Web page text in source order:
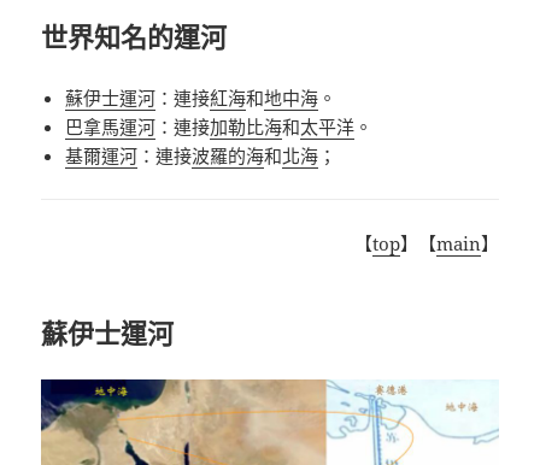
世界知名的運河
蘇伊士運河 ：連接紅海和地中海 。
巴拿馬運河 ：連接加勒比海和太平洋 。
基爾運河 ：連接波羅的海和北海 ；
【top】【main】
蘇伊士運河